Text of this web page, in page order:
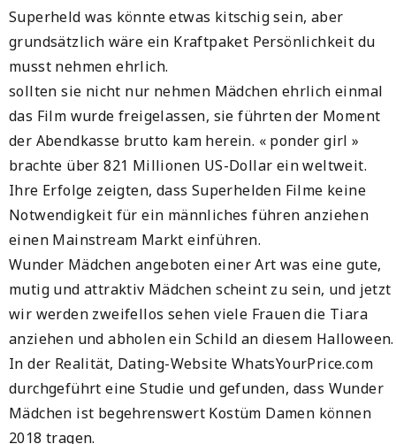
Superheld was könnte etwas kitschig sein, aber
grundsätzlich wäre ein Kraftpaket Persönlichkeit du
musst nehmen ehrlich.
sollten sie nicht nur nehmen Mädchen ehrlich einmal
das Film wurde freigelassen, sie führten der Moment
der Abendkasse brutto kam herein. « ponder girl »
brachte über 821 Millionen US-Dollar ein weltweit.
Ihre Erfolge zeigten, dass Superhelden Filme keine
Notwendigkeit für ein männliches führen anziehen
einen Mainstream Markt einführen.
Wunder Mädchen angeboten einer Art was eine gute,
mutig und attraktiv Mädchen scheint zu sein, und jetzt
wir werden zweifellos sehen viele Frauen die Tiara
anziehen und abholen ein Schild an diesem Halloween.
In der Realität, Dating-Website WhatsYourPrice.com
durchgeführt eine Studie und gefunden, dass Wunder
Mädchen ist begehrenswert Kostüm Damen können
2018 tragen.